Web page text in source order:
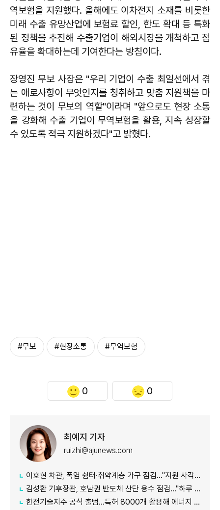
역보험을 지원했다. 올해에도 이차전지 소재를 비롯한
미래 수출 유망산업에 보험료 할인, 한도 확대 등 특화
된 정책을 추진해 수출기업이 해외시장을 개척하고 점
유율을 확대하는데 기여한다는 방침이다.
장영진 무보 사장은 "우리 기업이 수출 최일선에서 겪
는 애로사항이 무엇인지를 청취하고 맞춤 지원책을 마
련하는 것이 무보의 역할"이라며 "앞으로도 현장 소통
을 강화해 수출 기업이 무역보험을 활용, 지속 성장할
수 있도록 적극 지원하겠다"고 밝혔다.
#무보 #현장소통 #무역보험
0 0
최예지 기자
ruizhi@ajunews.com
이호현 차관, 폭염 쉼터·취약계층 가구 점검…"지원 사각지대 최소화"
김성환 기후장관, 호남권 반도체 산단 용수 점검…"하루 30만t 재이용수 공급"
한전기술지주 공식 출범…특허 8000개 활용해 에너지 유니콘 키운다